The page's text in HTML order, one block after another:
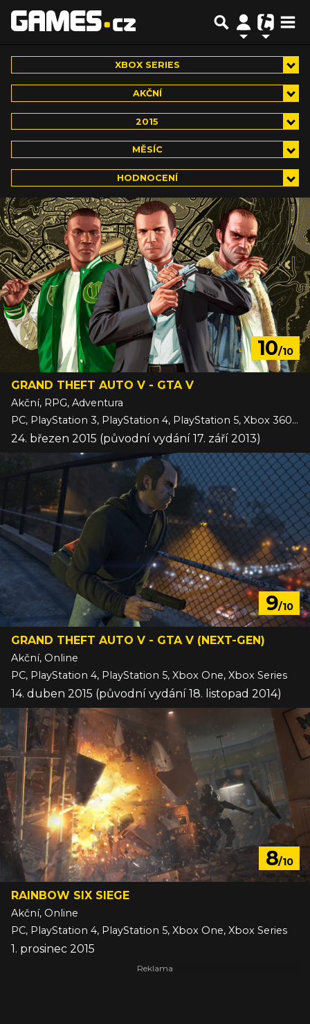
XBOX SERIES
AKČNÍ
2015
MĚSÍC
HODNOCENÍ
10/10
GRAND THEFT AUTO V - GTA V
Akční, RPG, Adventura
PC, PlayStation 3, PlayStation 4, PlayStation 5, Xbox 360, Xbox One, Xbox Series
24. březen 2015 (původní vydání 17. září 2013)
9/10
GRAND THEFT AUTO V - GTA V (NEXT-GEN)
Akční, Online
PC, PlayStation 4, PlayStation 5, Xbox One, Xbox Series
14. duben 2015 (původní vydání 18. listopad 2014)
8/10
RAINBOW SIX SIEGE
Akční, Online
PC, PlayStation 4, PlayStation 5, Xbox One, Xbox Series
1. prosinec 2015